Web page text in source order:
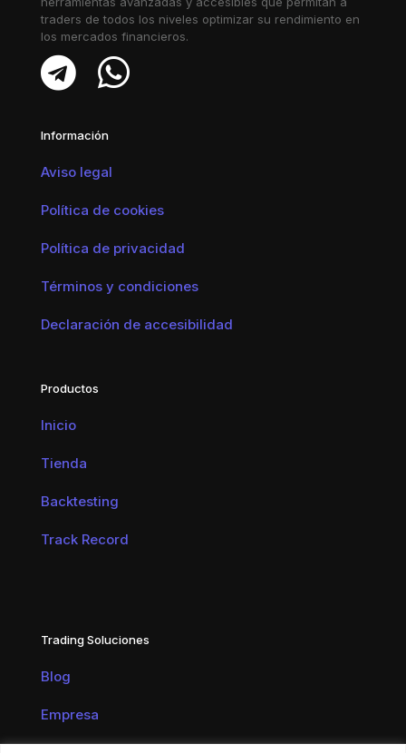
traders de todos los niveles optimizar su rendimiento en
los mercados financieros.
Información
Aviso legal
Política de cookies
Política de privacidad
Términos y condiciones
Declaración de accesibilidad
Productos
Inicio
Tienda
Backtesting
Track Record
Trading Soluciones
Blog
Empresa